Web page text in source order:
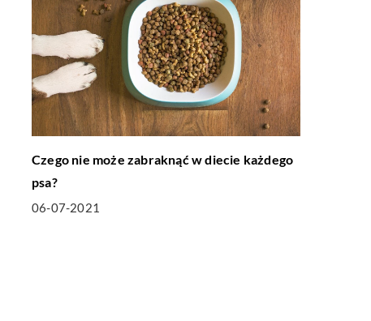
Czego nie może zabraknąć w diecie każdego
psa?
06-07-2021